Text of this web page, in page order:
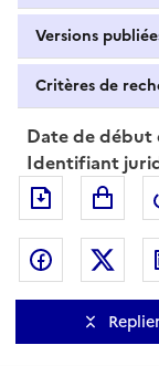
Versions
Critères de
Date de début
Identifiant
Exporter
Partager